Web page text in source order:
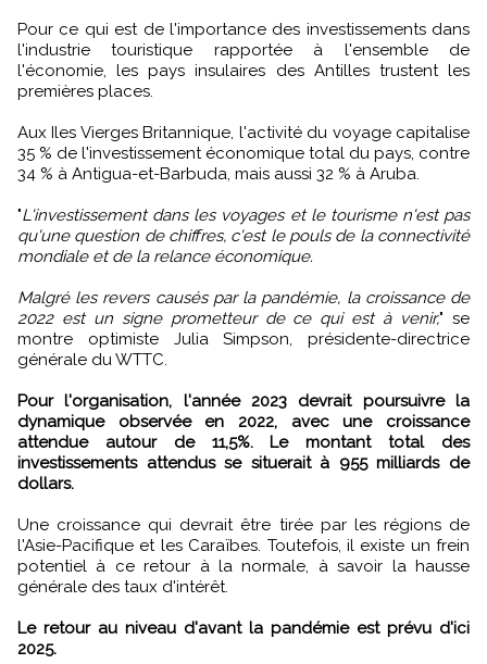
Pour ce qui est de l'importance des investissements dans
l'industrie touristique rapportée à l'ensemble de
l'économie, les pays insulaires des Antilles trustent les
premières places.
Aux Iles Vierges Britannique, l'activité du voyage capitalise
35 % de l'investissement économique total du pays, contre
34 % à Antigua-et-Barbuda, mais aussi 32 % à Aruba.
"L'investissement dans les voyages et le tourisme n'est pas
qu'une question de chiffres, c'est le pouls de la connectivité
mondiale et de la relance économique.
Malgré les revers causés par la pandémie, la croissance de
2022 est un signe prometteur de ce qui est à venir," se
montre optimiste Julia Simpson, présidente-directrice
générale du WTTC.
Pour l'organisation, l'année 2023 devrait poursuivre la
dynamique observée en 2022, avec une croissance
attendue autour de 11,5%. Le montant total des
investissements attendus se situerait à 955 milliards de
dollars.
Une croissance qui devrait être tirée par les régions de
l'Asie-Pacifique et les Caraïbes. Toutefois, il existe un frein
potentiel à ce retour à la normale, à savoir la hausse
générale des taux d'intérêt.
Le retour au niveau d'avant la pandémie est prévu d'ici
2025.